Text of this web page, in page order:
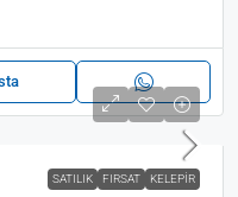
SATILIK FIRSAT KELEPIR